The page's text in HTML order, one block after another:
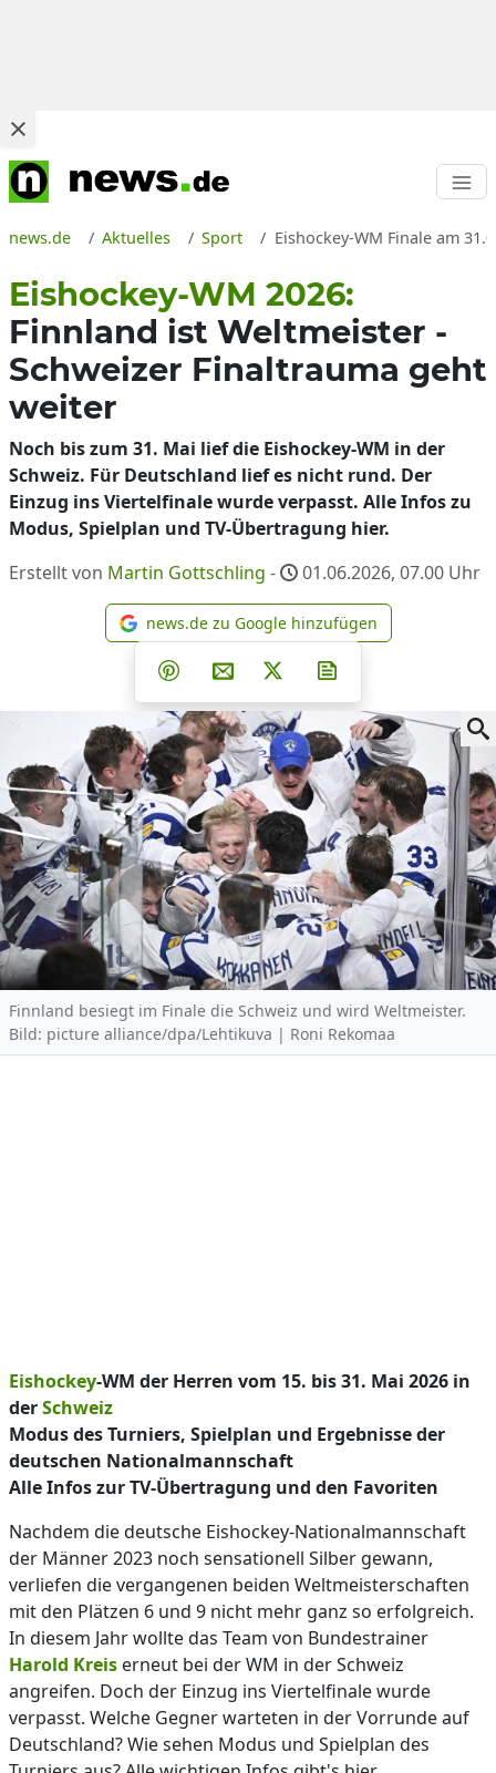
news.de Aktuelles Sport Eishockey-WM Finale am
Eishockey-WM 2026:
Finnland ist Weltmeister -
Schweizer Finaltrauma geht
weiter
Noch bis zum 31. Mai lief die Eishockey-WM in der
Schweiz. Für Deutschland lief es nicht rund. Der
Einzug ins Viertelfinale wurde verpasst. Alle Infos zu
Modus, Spielplan und TV-Übertragung hier.
Erstellt von Martin Gottschling - 01.06.2026, 07.00 Uhr
news.de zu Google
news.de zu Google hinzufügen
Teilen auf Facebook
Teilen auf Whatsapp
Teilen auf Telegram
Teilen auf Pinterest
Per E-Mail teilen
Post auf X
Finnland besiegt im Finale die Schweiz und wird Weltmeister.
Bild: picture alliance/dpa/Lehtikuva | Roni Rekomaa
Eishockey-WM der Herren vom 15. bis 31. Mai 2026 in
derSchweiz
Modus des Turniers, Spielplan und Ergebnisse der
deutschen Nationalmannschaft
Alle Infos zur TV-Übertragung und den Favoriten
Nachdem die deutsche Eishockey-Nationalmannschaft
der Männer 2023 noch sensationell Silber gewann,
verliefen die vergangenen beiden Weltmeisterschaften
mit den Plätzen 6 und 9 nicht mehr ganz so erfolgreich.
In diesem Jahr wollte das Team von Bundestrainer
Harold Kreis erneut bei der WM in der Schweiz
angreifen. Doch der Einzug ins Viertelfinale wurde
verpasst. Welche Gegner warteten in der Vorrunde auf
Deutschland? Wie sehen Modus und Spielplan des